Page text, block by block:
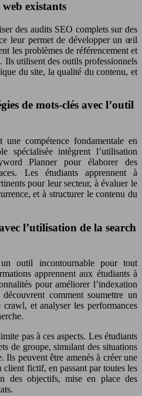
existants
des audits SEO complets sur des
leur permet de développer un œil
les problèmes de référencement et
Ils utilisent des outils professionnels
du site, la qualité du contenu, et
de mots-clés avec l’outil
compétence fondamentale en
spécialisée intègrent l’utilisation
Planner pour élaborer des
Les étudiants apprennent à
pour leur secteur, à évaluer le
et à structurer le contenu du
l’utilisation de la search
outil incontournable pour tout
apprennent aux étudiants à
pour améliorer l’indexation
comment soumettre un
et analyser les performances
pas à ces aspects. Les étudiants
de groupe, simulant des situations
Ils peuvent être amenés à créer une
fictif, en passant par toutes les
des objectifs, mise en place des